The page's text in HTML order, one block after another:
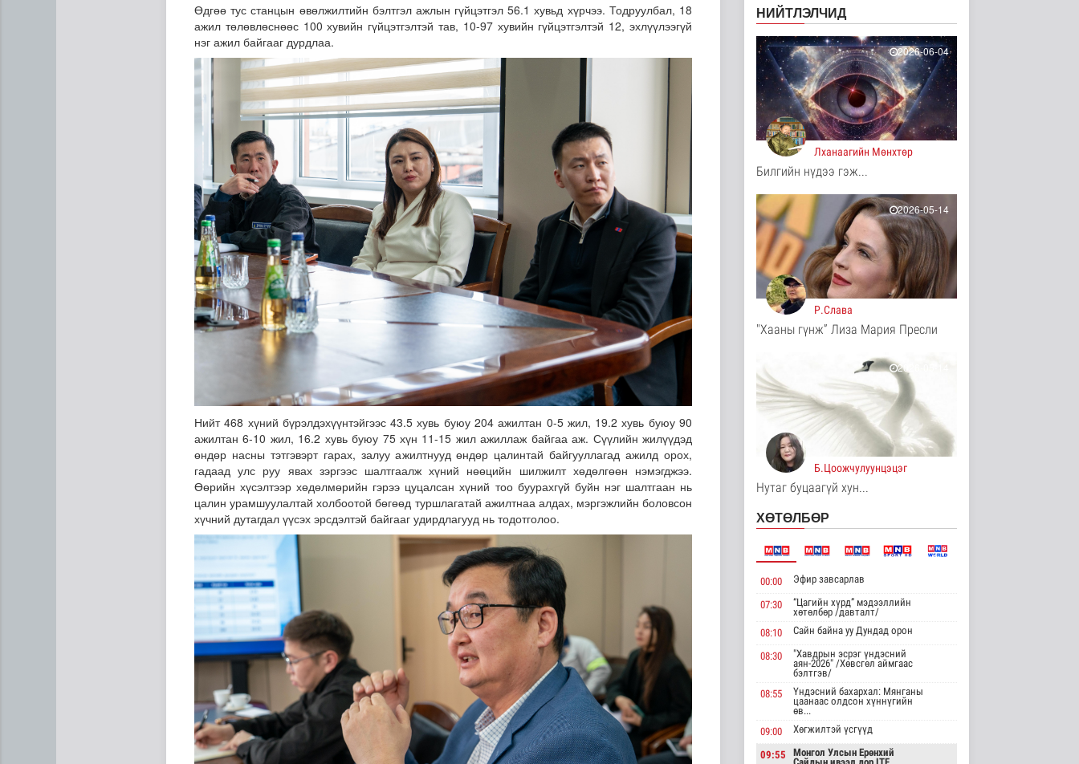
Өдгөө тус станцын өвөлжилтийн бэлтгэл ажлын гүйцэтгэл 56.1 хувьд хүрчээ. Тодруулбал, 18
ажил төлөвлөснөөс 100 хувийн гүйцэтгэлтэй тав, 10-97 хувийн гүйцэтгэлтэй 12, эхлүүлээгүй
нэг ажил байгааг дурдлаа.
Нийт 468 хүний бүрэлдэхүүнтэйгээс 43.5 хувь буюу 204 ажилтан 0-5 жил, 19.2 хувь буюу 90
ажилтан 6-10 жил, 16.2 хувь буюу 75 хүн 11-15 жил ажиллаж байгаа аж. Сүүлийн жилүүдэд
өндөр насны тэтгэвэрт гарах, залуу ажилтнууд өндөр цалинтай байгууллагад ажилд орох,
гадаад улс руу явах зэргээс шалтгаалж хүний нөөцийн шилжилт хөдөлгөөн нэмэгджээ.
Өөрийн хүсэлтээр хөдөлмөрийн гэрээ цуцалсан хүний тоо буурахгүй буйн нэг шалтгаан нь
цалин урамшуулалтай холбоотой бөгөөд туршлагатай ажилтнаа алдах, мэргэжлийн боловсон
хүчний дутагдал үүсэх эрсдэлтэй байгааг удирдлагууд нь тодотголоо.
жилийн ойд зориулс..
Танин мэдэхүй
2 цаг 2 минутын өмнө
Хүннүгийн язгууртны
оршуулгын дурсгалт
газрууд Ю..
Танин мэдэхүй
2 цаг 6 минутын өмнө
Манай улс Польш
улстай хөдөө аж ахуйн
салбарт өр..
Улс төр
2 цаг 11 минутын өмнө
Одон орны судлаачид
нарны гадаргын
хамгийн өндөр..
Дэлхийд
2 цаг 14 минутын өмнө
Боловсролын сайд
Л.Энх-Амгалан
Улс төр
2 цаг 18 минутын өмнө
Б.Сэмжидмаа:
Зөвшөөрлийн шинжтэй
103 бүртгэлээс ..
3 цаг 37 минутын өмнө
Төмөр замчдын
3 цаг 56 минутын өмнө
АИ-92 авсан 7000 гаруй
дахин ..
Нийгэм
3 цаг 20 минутын өмнө
Автомашины улсын
дугаар сондгой тоогоор
төгссөн ..
Нийгэм
4 цаг 25 минутын өмнө
УБЦТС: Өнөөдөр
НИЙТЛЭЛЧИД
2026-06-04
Лханаагийн Мөнхтөр
Билгийн нүдээ гэж...
2026-05-14
Р.Слава
"Хааны гүнж” Лиза Мария Пресли
2026-05-14
Б.Цоожчулуунцэцэг
Нутаг буцаагүй хун...
ХӨТӨЛБӨР
00:00 Эфир завсарлав
07:30
“Цагийн хүрд” мэдээллийн
хөтөлбөр /давталт/
08:10
Сайн байна уу Дундад орон
08:30
"Хавдрын эсрэг үндэсний
аян-2026" /Хөвсгөл аймгаас
бэлтгэв/
08:55
Үндэсний бахархал: Мянганы
цаанаас олдсон хүннүгийн
өв...
09:00
Хөгжилтэй үсгүүд
09:55
Монгол Улсын Ерөнхий